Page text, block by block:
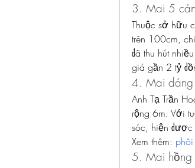
3. Mai 5
Thuộc sở hữu
trên 100cm,
đã thu hút
giá gần 2 tỷ
4. Mai dáng
Anh Tạ Trần
rộng 6m. Với
sóc, hiện
Xem thêm:
5. Mai hồng